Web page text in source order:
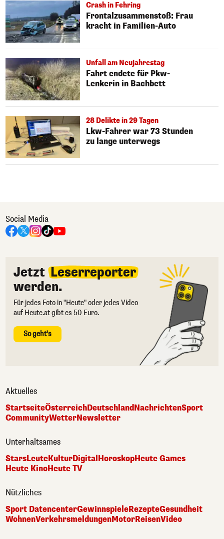
Crash in Fehring
Frontalzusammenstoß: Frau
kracht in Familien-Auto
Unfall am Neujahrestag
Fahrt endete für Pkw-
Lenkerin in Bachbett
28 Delikte in 29 Tagen
Lkw-Fahrer war 73 Stunden
zu lange unterwegs
Social Media
Jetzt Leserreporter
werden.
Für jedes Foto in "Heute" oder jedes Video
auf Heute.at gibt es 50 Euro.
So geht's
Aktuelles
StartseiteÖsterreichDeutschlandNachrichtenSport
CommunityWetterNewsletter
Unterhaltsames
StarsLeuteKulturDigitalHoroskopHeute Games
Heute KinoHeute TV
Nützliches
Sport DatencenterGewinnspieleRezepteGesundheit
WohnenVerkehrsmeldungenMotorReisenVideo